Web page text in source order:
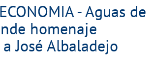
- Aguas de
homenaje
José Albaladejo